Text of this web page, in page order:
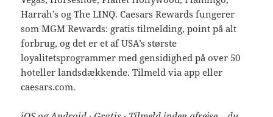
Harrah’s og The LINQ. Caesars Rewards fungerer
som MGM Rewards: gratis tilmelding, point på alt
forbrug, og det er et af USA’s største
loyalitetsprogrammer med gensidighed på over 50
hoteller landsdækkende. Tilmeld via app eller
caesars.com.